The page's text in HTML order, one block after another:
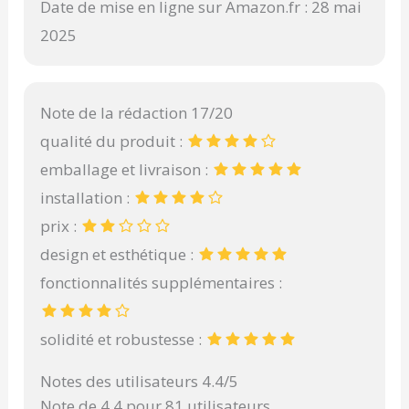
Date de mise en ligne sur Amazon.fr : 28 mai
2025
Note de la rédaction 17/20
qualité du produit :
emballage et livraison :
installation :
prix :
design et esthétique :
fonctionnalités supplémentaires :
solidité et robustesse :
Notes des utilisateurs 4.4/5